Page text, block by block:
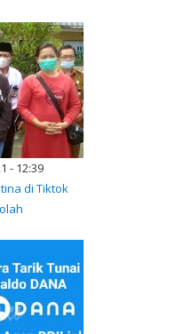
- 12:39
di Tiktok